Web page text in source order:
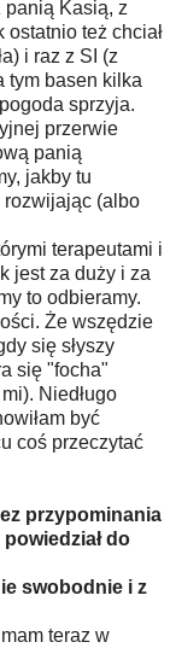
Kasią, z
ostatnio też chciał
i raz z SI (z
tym basen kilka
sprzyja.
przerwie
panią
jakby tu
rozwijając (albo
terapeutami i
jest za duży i za
to odbieramy.
Że wszędzie
się słyszy
się "focha"
Niedługo
być
coś przeczytać
przypominania
do
swobodnie i z
teraz w